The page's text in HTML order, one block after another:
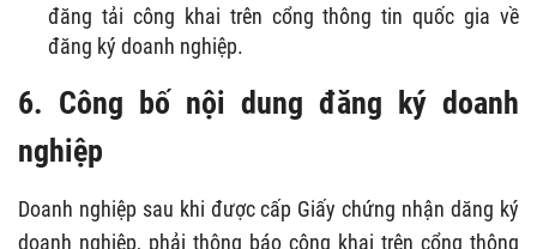
đăng tải công khai trên cổng thông tin quốc gia về
đăng ký doanh nghiệp.
6. Công bố nội dung đăng ký doanh
nghiệp
Doanh nghiệp sau khi được cấp Giấy chứng nhận dăng ký
doanh nghiệp, phải thông báo công khai trên cổng thông